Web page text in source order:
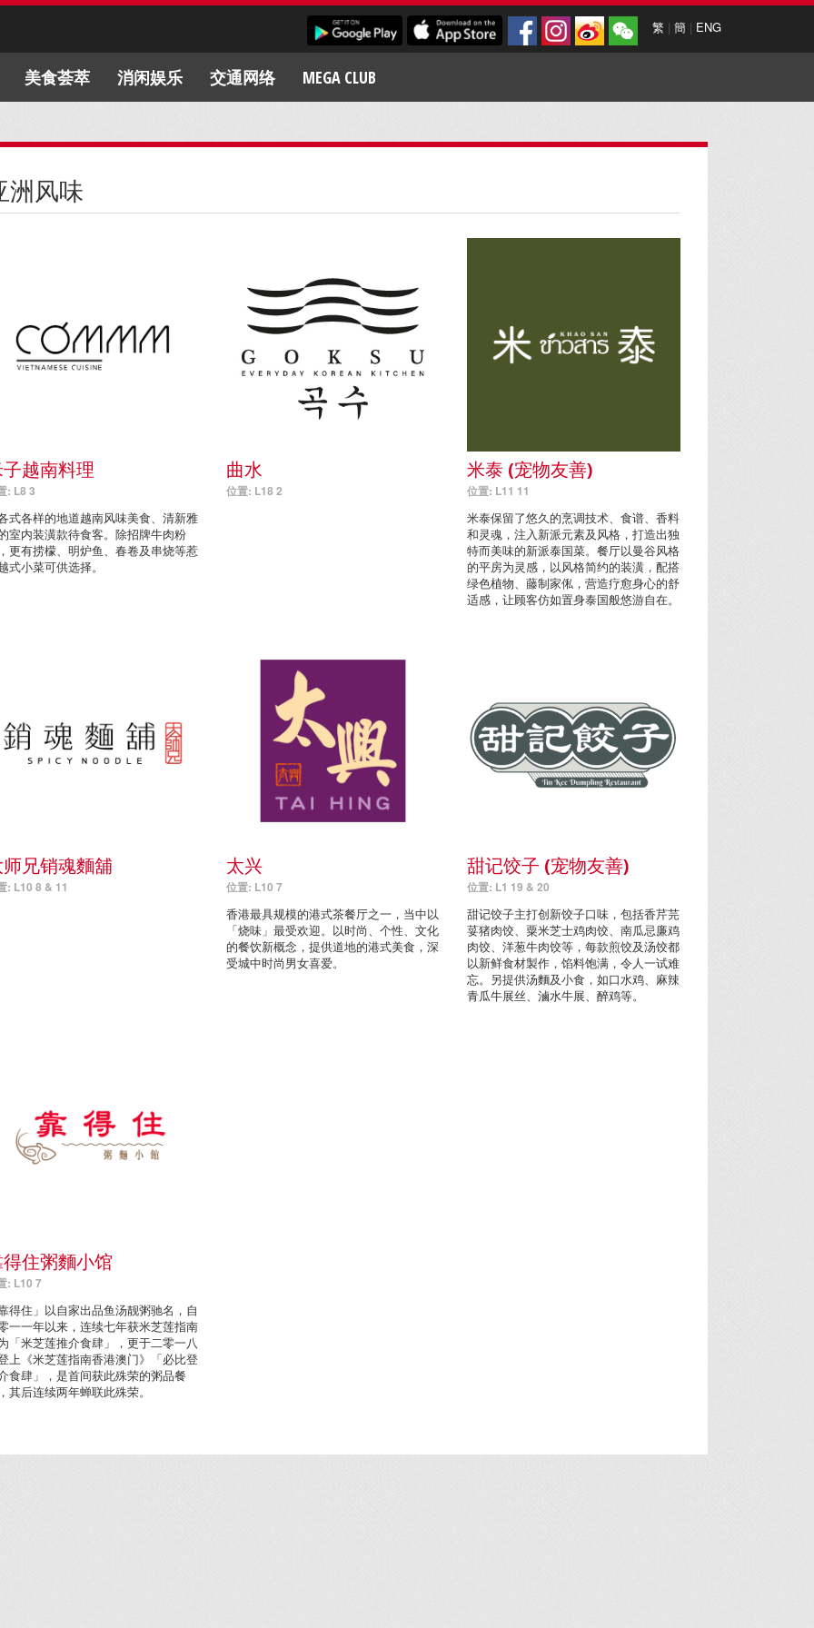
繁 | 簡 | ENG
美食荟萃 消闲娱乐 交通网络 MEGA CLUB
洲风味
越南料理
: L8 3
式各样的地道越南风味美食、清新雅
室内装潢款待食客。除招牌牛肉粉
更有捞檬、明炉鱼、春卷及串烧等惹
式小菜可供选择。
曲水
位置: L18 2
米泰 (宠物友善)
位置: L11 11
米泰保留了悠久的烹调技术、食谱、香料
和灵魂，注入新派元素及风格，打造出独
特而美味的新派泰国菜。餐厅以曼谷风格
的平房为灵感，以风格简约的装潢，配搭
绿色植物、藤制家俬，营造疗愈身心的舒
适感，让顾客仿如置身泰国般悠游自在。
兄销魂麵舖
: L10 8 & 11
太兴
位置: L10 7
香港最具规模的港式茶餐厅之一，当中以
「烧味」最受欢迎。以时尚、个性、文化
的餐饮新概念，提供道地的港式美食，深
受城中时尚男女喜爱。
甜记饺子 (宠物友善)
位置: L1 19 & 20
甜记饺子主打创新饺子口味，包括香芹芫
荽猪肉饺、粟米芝士鸡肉饺、南瓜忌廉鸡
肉饺、洋葱牛肉饺等，每款煎饺及汤饺都
以新鲜食材製作，馅料饱满，令人一试难
忘。另提供汤麵及小食，如口水鸡、麻辣
青瓜牛展丝、滷水牛展、醉鸡等。
住粥麵小馆
: L10 7
得住」以自家出品鱼汤靓粥驰名，自
一一年以来，连续七年获米芝莲指南
「米芝莲推介食肆」，更于二零一八
上《米芝莲指南香港澳门》「必比登
食肆」，是首间获此殊荣的粥品餐
其后连续两年蝉联此殊荣。